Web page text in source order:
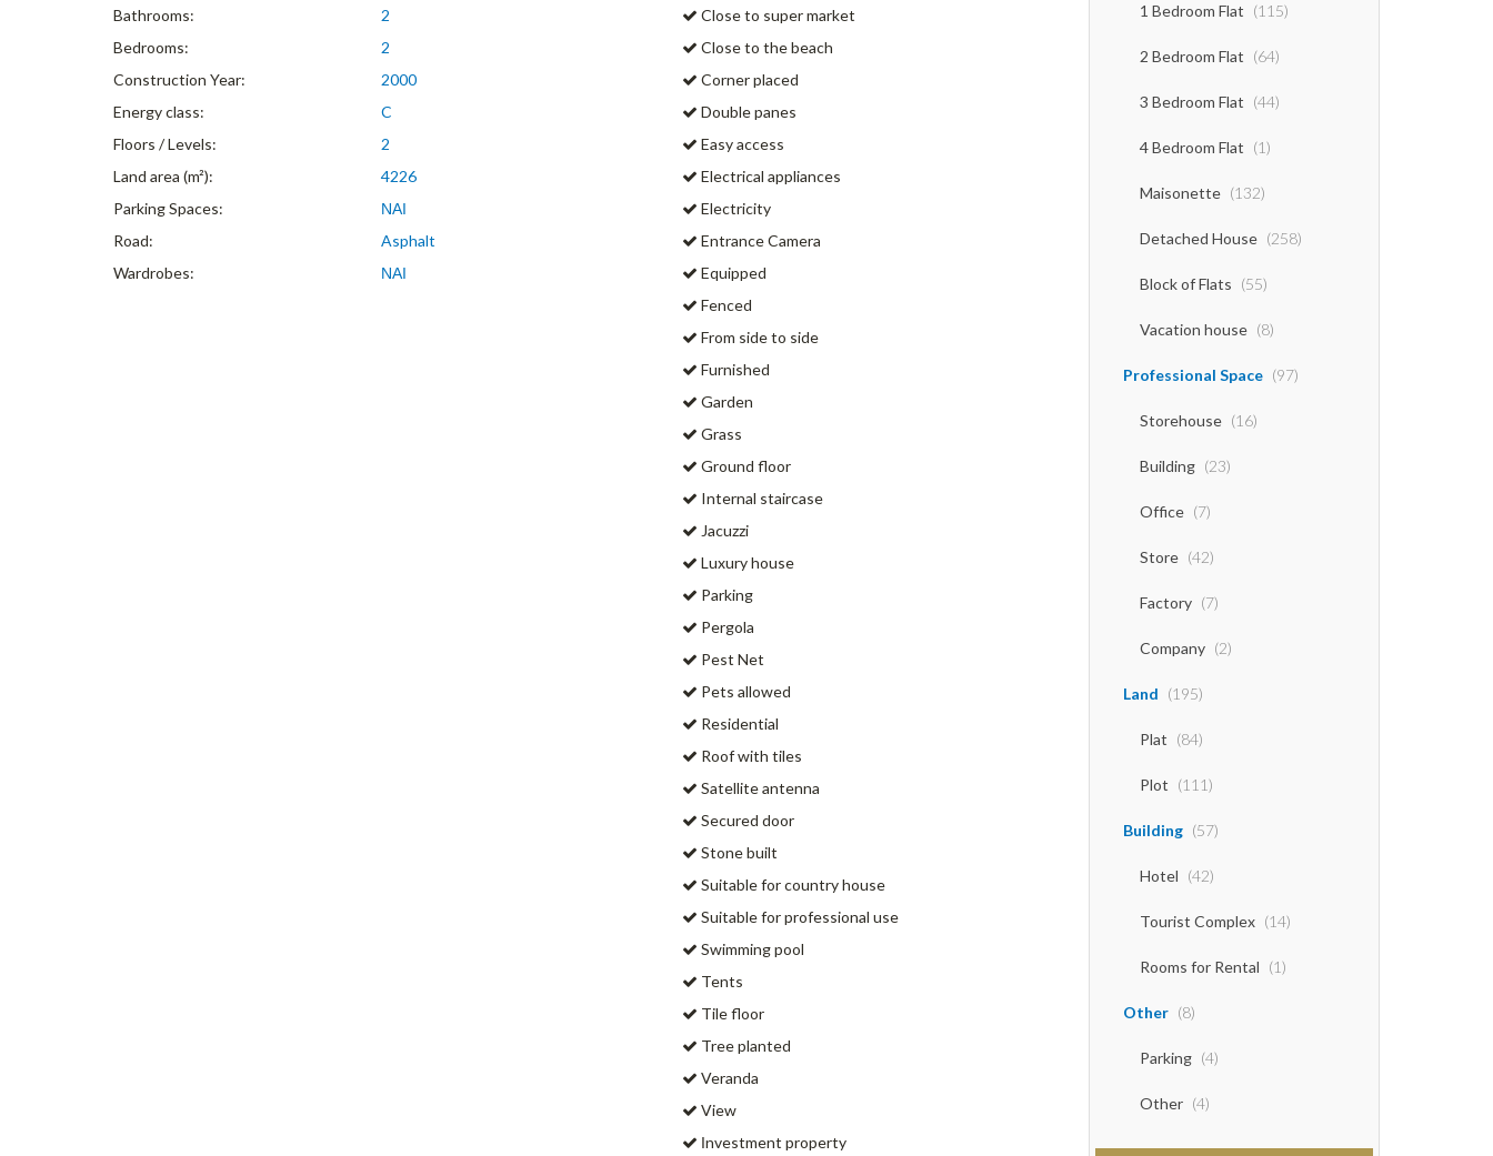
Bathrooms:
2
Bedrooms:
2
Construction Year:
2000
Energy class:
C
Floors / Levels:
2
Land area (m²):
4226
Parking Spaces:
ΝΑΙ
Road:
Asphalt
Wardrobes:
ΝΑΙ
Close to super market
Close to the beach
Corner placed
Double panes
Easy access
Electrical appliances
Electricity
Entrance Camera
Equipped
Fenced
From side to side
Furnished
Garden
Grass
Ground floor
Internal staircase
Jacuzzi
Luxury house
Parking
Pergola
Pest Net
Pets allowed
Residential
Roof with tiles
Satellite antenna
Secured door
Stone built
Suitable for country house
Suitable for professional use
Swimming pool
Tents
Tile floor
Tree planted
Veranda
View
Ιnvestment property
1 Bedroom Flat (115)
2 Bedroom Flat (64)
3 Bedroom Flat (44)
4 Bedroom Flat (1)
Maisonette (132)
Detached House (258)
Block of Flats (55)
Vacation house (8)
Professional Space (97)
Storehouse (16)
Building (23)
Office (7)
Store (42)
Factory (7)
Company (2)
Land (195)
Plat (84)
Plot (111)
Building (57)
Hotel (42)
Tourist Complex (14)
Rooms for Rental (1)
Other (8)
Parking (4)
Other (4)